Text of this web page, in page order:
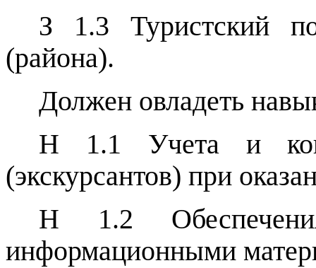
З 1.3 Туристский
(района).
Должен овладеть
Н 1.1 Учета и
(экскурсантов) при
Н 1.2
информационными